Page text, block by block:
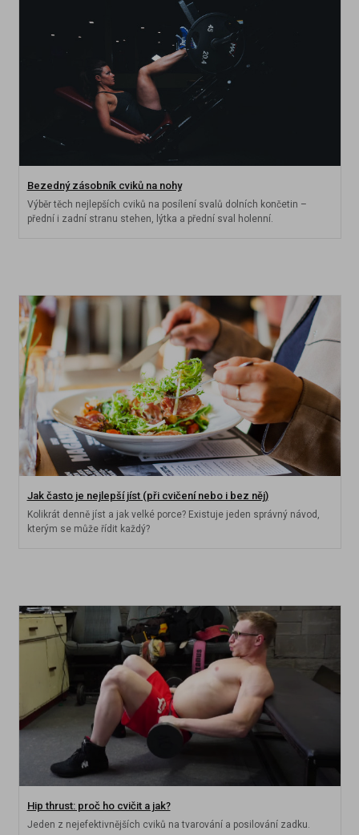
Bezedný zásobník cviků na nohy
Výběr těch nejlepších cviků na posílení svalů dolních končetin –
přední i zadní stranu stehen, lýtka a přední sval holenní.
Jak často je nejlepší jíst (při cvičení nebo i bez něj)
Kolikrát denně jíst a jak velké porce? Existuje jeden správný návod,
kterým se může řídit každý?
Hip thrust: proč ho cvičit a jak?
Jeden z nejefektivnějších cviků na tvarování a posilování zadku.